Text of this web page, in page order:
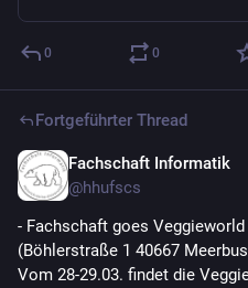
0 0
Fortgeführter Thread
Fachschaft Informatik
@hhufscs
- Fachschaft goes Veggieworld
(Böhlerstraße 1 40667
Vom 28-29.03. findet die